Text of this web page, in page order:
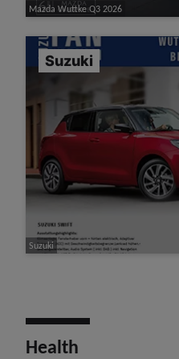
Mazda Wuttke Q3 2026
Suzuki
Suzuki
Health